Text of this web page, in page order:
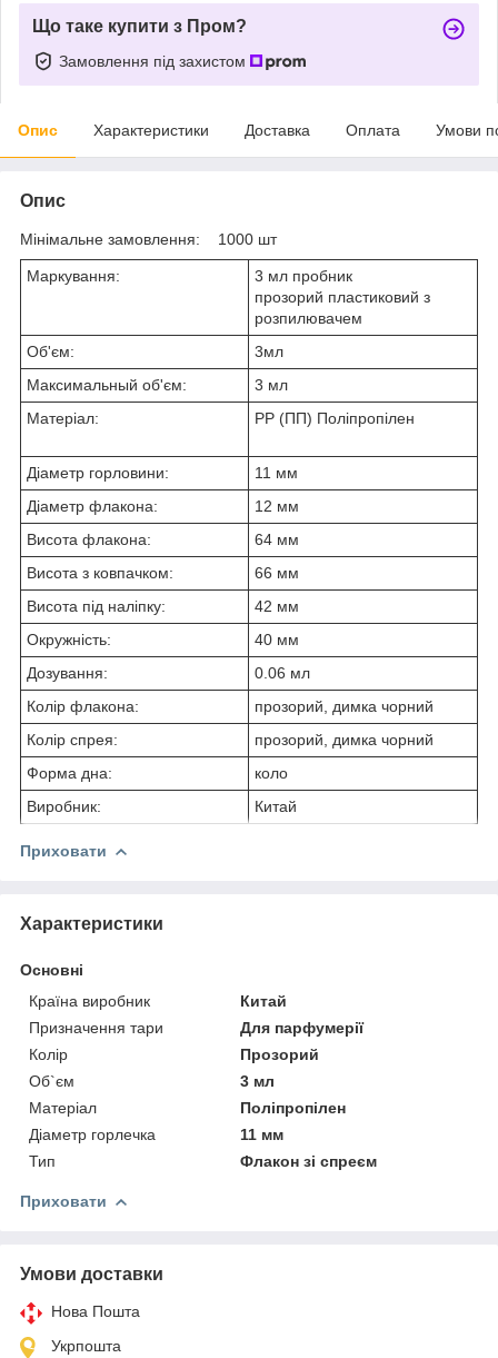
Що таке купити з Пром?
Замовлення під захистом
Опис Характеристики Доставка Оплата Умови
Опис
Мінімальне замовлення: 1000 шт
Маркування:
3 мл пробник
прозорий пластиковий з
розпилювачем
Об'єм:
3мл
Максимальный об'єм:
3 мл
Матеріал:
РР (ПП) Поліпропілен
Діаметр горловини:
11 мм
Діаметр флакона:
12 мм
Висота флакона:
64 мм
Висота з ковпачком:
66 мм
Висота під наліпку:
42 мм
Окружність:
40 мм
Дозування:
0.06 мл
Колір флакона:
прозорий, димка чорний
Колір спрея:
прозорий, димка чорний
Форма дна:
коло
Виробник:
Китай
Приховати
Характеристики
Основні
Країна виробник
Китай
Призначення тари
Для парфумерії
Колір
Прозорий
Об`єм
3 мл
Матеріал
Поліпропілен
Діаметр горлечка
11 мм
Тип
Флакон зі спреєм
Приховати
Умови доставки
Нова Пошта
Укрпошта